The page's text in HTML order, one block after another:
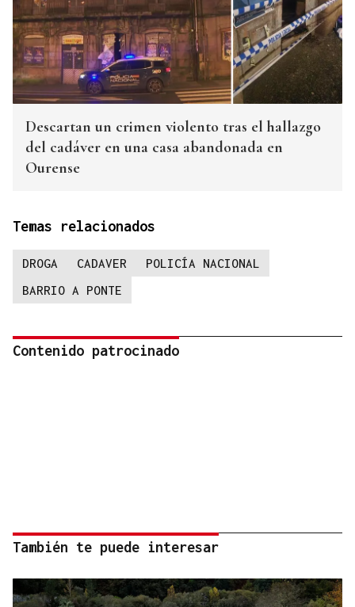
Descartan un crimen violento tras el hallazgo
del cadáver en una casa abandonada en
Ourense
Temas relacionados
DROGA CADAVER
POLICÍA NACIONAL
BARRIO A PONTE
Contenido patrocinado
También te puede interesar